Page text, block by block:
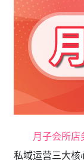
月子会所店
私域运营三大